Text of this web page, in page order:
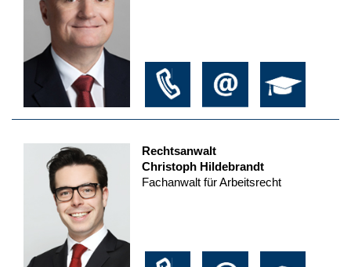
Rechtsanwalt
Christoph Hildebrandt
Fachanwalt für Arbeitsrecht